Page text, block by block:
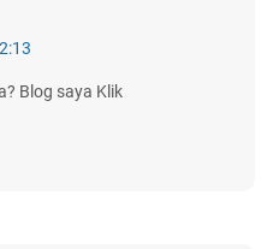
Blog saya Klik